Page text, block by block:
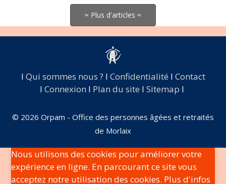
≈ Plus d'articles ≈
I Qui sommes nous ? I Confidentialité I Contact
I Connexion I Plan du site I Sitemap I
© 2026 Orpam - Office des personnes âgées et retraités
de Morlaix
Nous utilisons des cookies pour améliorer votre
expérience en ligne. En parcourant ce site vous
acceptez notre utilisation des cookies. Plus d'infos